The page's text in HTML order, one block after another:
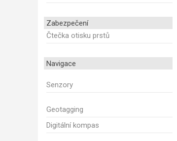
Zabezpečení
Čtečka otisku prstů
Navigace
Senzory
Geotagging
Digitální kompas